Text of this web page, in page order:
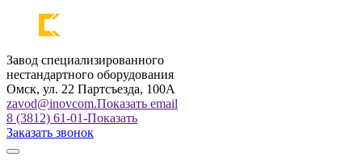
Завод специализированного
нестандартного оборудования
Омск, ул. 22 Партсъезда, 100А
zavod@inovcom.Показать email
8 (3812) 61-01-Показать
Заказать звонок